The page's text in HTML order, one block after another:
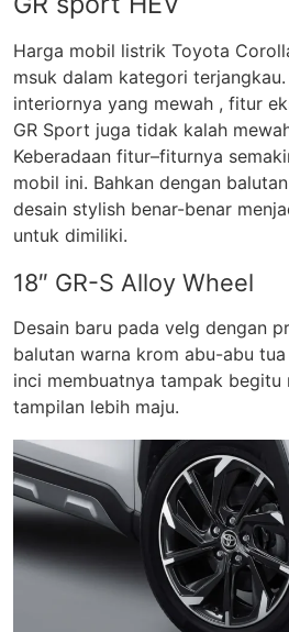
Harga mobil listrik Toyota
msuk dalam kategori
interiornya yang mewah , fitur
GR Sport juga tidak kalah
Keberadaan fitur–fiturnya
mobil ini. Bahkan dengan
desain stylish benar-benar
untuk dimiliki.
18″ GR-S Alloy Wheel
Desain baru pada velg dengan
balutan warna krom abu-abu
inci membuatnya tampak begitu
tampilan lebih maju.